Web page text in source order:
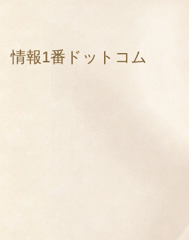
情報1番ドットコム